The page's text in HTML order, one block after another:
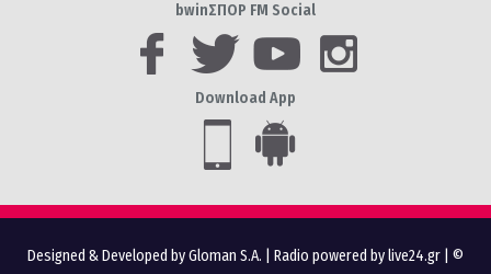
bwinΣΠΟΡ FM Social
Download App
Designed & Developed by Gloman S.A. Radio powered by live24.gr | ©